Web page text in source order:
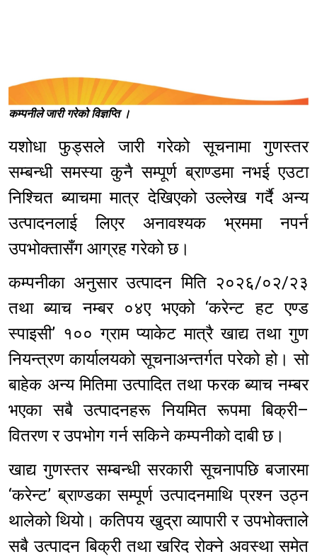
कम्पनीले जारी गरेको विज्ञप्ति ।
यशोधा फुड्सले जारी गरेको सूचनामा गुणस्तर
सम्बन्धी समस्या कुनै सम्पूर्ण ब्राण्डमा नभई एउटा
निश्चित ब्याचमा मात्र देखिएको उल्लेख गर्दै अन्य
उत्पादनलाई लिएर अनावश्यक भ्रममा नपर्न
उपभोक्तासँग आग्रह गरेको छ।
कम्पनीका अनुसार उत्पादन मिति २०२६/०२/२३
तथा ब्याच नम्बर ०४ए भएको ‘करेन्ट हट एण्ड
स्पाइसी’ १०० ग्राम प्याकेट मात्रै खाद्य तथा गुण
नियन्त्रण कार्यालयको सूचनाअन्तर्गत परेको हो। सो
बाहेक अन्य मितिमा उत्पादित तथा फरक ब्याच नम्बर
भएका सबै उत्पादनहरू नियमित रूपमा बिक्री–
वितरण र उपभोग गर्न सकिने कम्पनीको दाबी छ।
खाद्य गुणस्तर सम्बन्धी सरकारी सूचनापछि बजारमा
‘करेन्ट’ ब्राण्डका सम्पूर्ण उत्पादनमाथि प्रश्न उठ्न
थालेको थियो। कतिपय खुद्रा व्यापारी र उपभोक्ताले
सबै उत्पादन बिक्री तथा खरिद रोक्ने अवस्था समेत